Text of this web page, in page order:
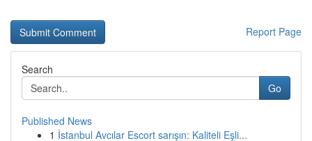
Report Page
Search
Go
Published News
1 İstanbul Avcılar Escort sarışın: Kaliteli Eşli...